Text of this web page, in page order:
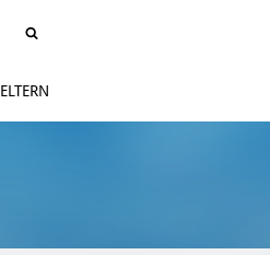
ELTERN